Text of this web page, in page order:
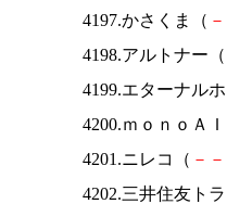
4197.かさくま（ －
4198.アルトナー（
4199.エターナル
4200.ｍｏｎｏＡ
4201.ニレコ（ － －
4202.三井住友ト